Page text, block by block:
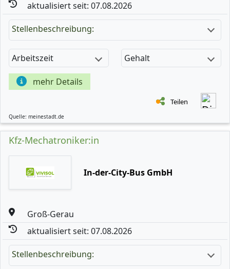
aktualisiert seit: 07.08.2026
Stellenbeschreibung:
Arbeitszeit Gehalt
mehr Details
Teilen
Quelle: meinestadt.de
Kfz-Mechatroniker:in
In-der-City-Bus GmbH
Groß-Gerau
aktualisiert seit: 07.08.2026
Stellenbeschreibung: